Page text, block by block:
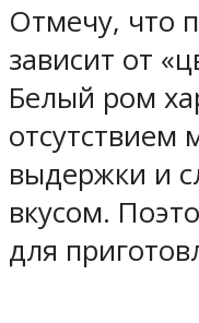
Отмечу, что
зависит от
Белый ром
отсутствием
выдержки и
вкусом.
для